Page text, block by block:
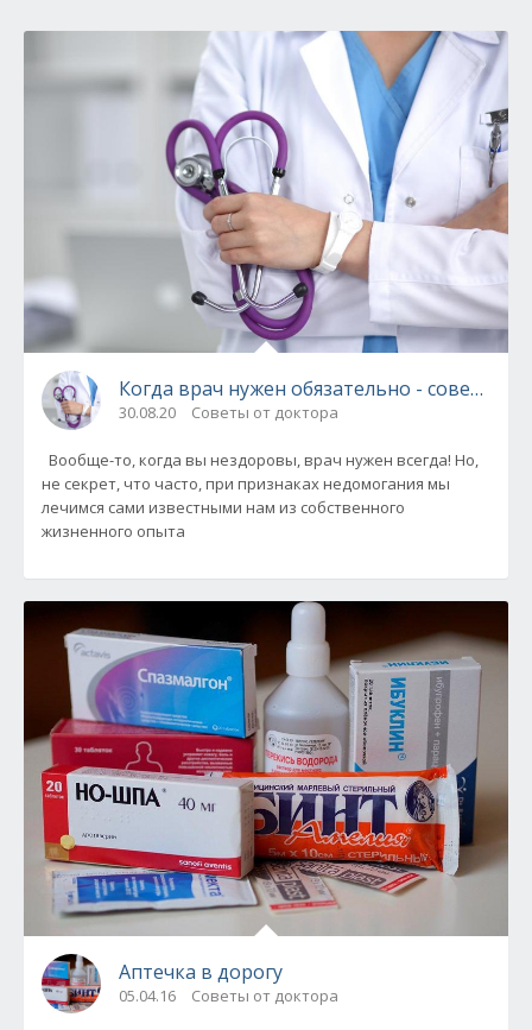
Когда врач нужен обязательно - советы
30.08.20 Советы от доктора
Вообще-то, когда вы нездоровы, врач нужен всегда! Но,
не секрет, что часто, при признаках недомогания мы
лечимся сами известными нам из собственного
жизненного опыта
Аптечка в дорогу
05.04.16 Советы от доктора